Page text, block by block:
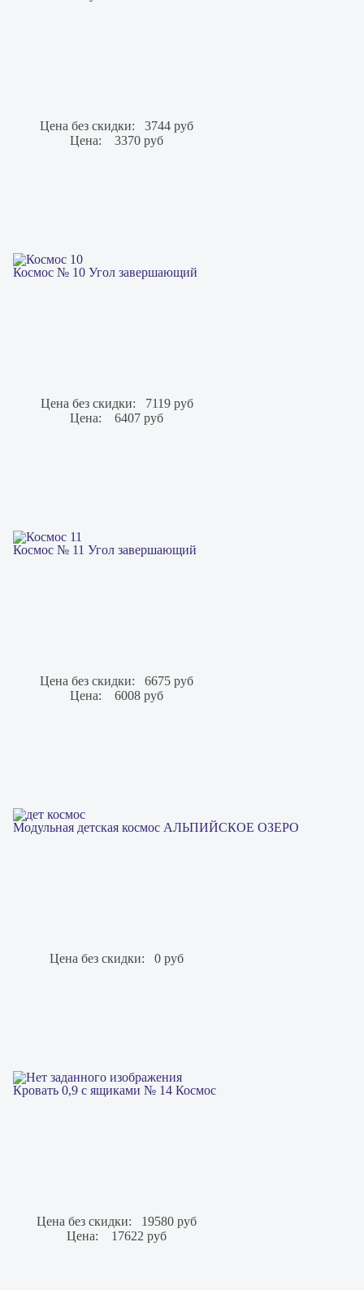
Цена без скидки:
3744 руб
Цена:
3370 руб
Космос № 10 Угол завершающий
Цена без скидки:
7119 руб
Цена:
6407 руб
Космос № 11 Угол завершающий
Цена без скидки:
6675 руб
Цена:
6008 руб
Модульная детская космос АЛЬПИЙСКОЕ ОЗЕРО
Цена без скидки: 0 руб
Кровать 0,9 с ящиками № 14 Космос
Цена без скидки:
19580 руб
Цена:
17622 руб